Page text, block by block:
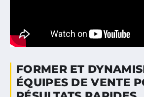
FORMER ET
ÉQUIPES DE VENTE